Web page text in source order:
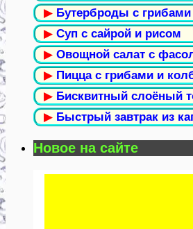
▶ Бутерброды с грибами
▶ Суп с сайрой и рисом
▶ Овощной салат с
▶ Пицца с грибами и
▶ Бисквитный слоёный
▶ Быстрый завтрак из
Новое на сайте